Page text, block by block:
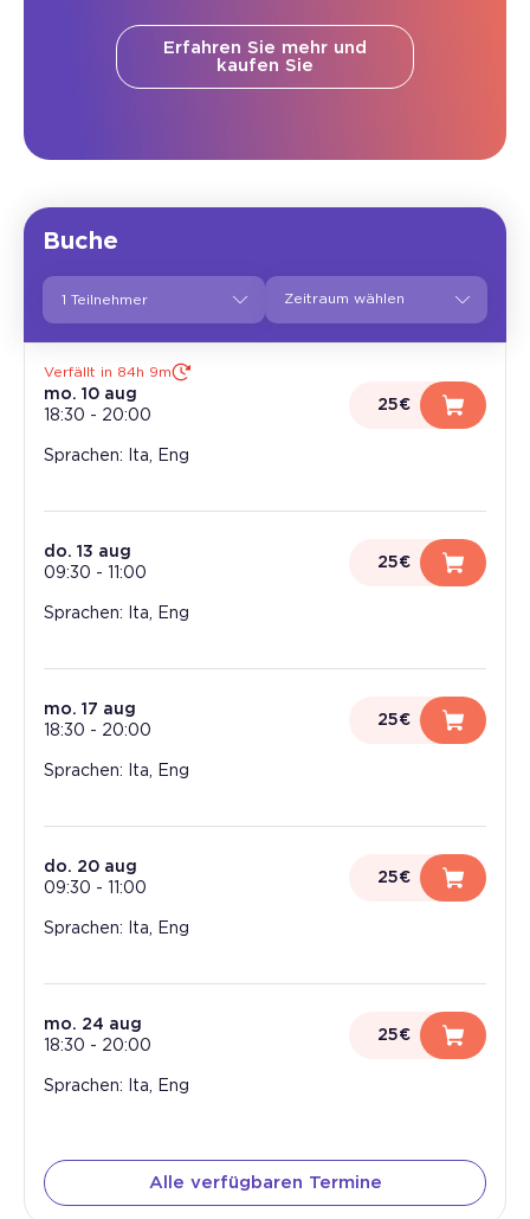
Erfahren Sie mehr und
kaufen Sie
Buche
1 Teilnehmer
Verfällt in 84h 9m
mo. 10 aug
18:30 - 20:00
25€
Sprachen: Ita, Eng
do. 13 aug
09:30 - 11:00
25€
Sprachen: Ita, Eng
mo. 17 aug
18:30 - 20:00
25€
Sprachen: Ita, Eng
do. 20 aug
09:30 - 11:00
25€
Sprachen: Ita, Eng
mo. 24 aug
18:30 - 20:00
25€
Sprachen: Ita, Eng
Alle verfügbaren Termine